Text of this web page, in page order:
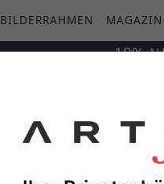
BILDERRAHMEN MAGAZIN
10%